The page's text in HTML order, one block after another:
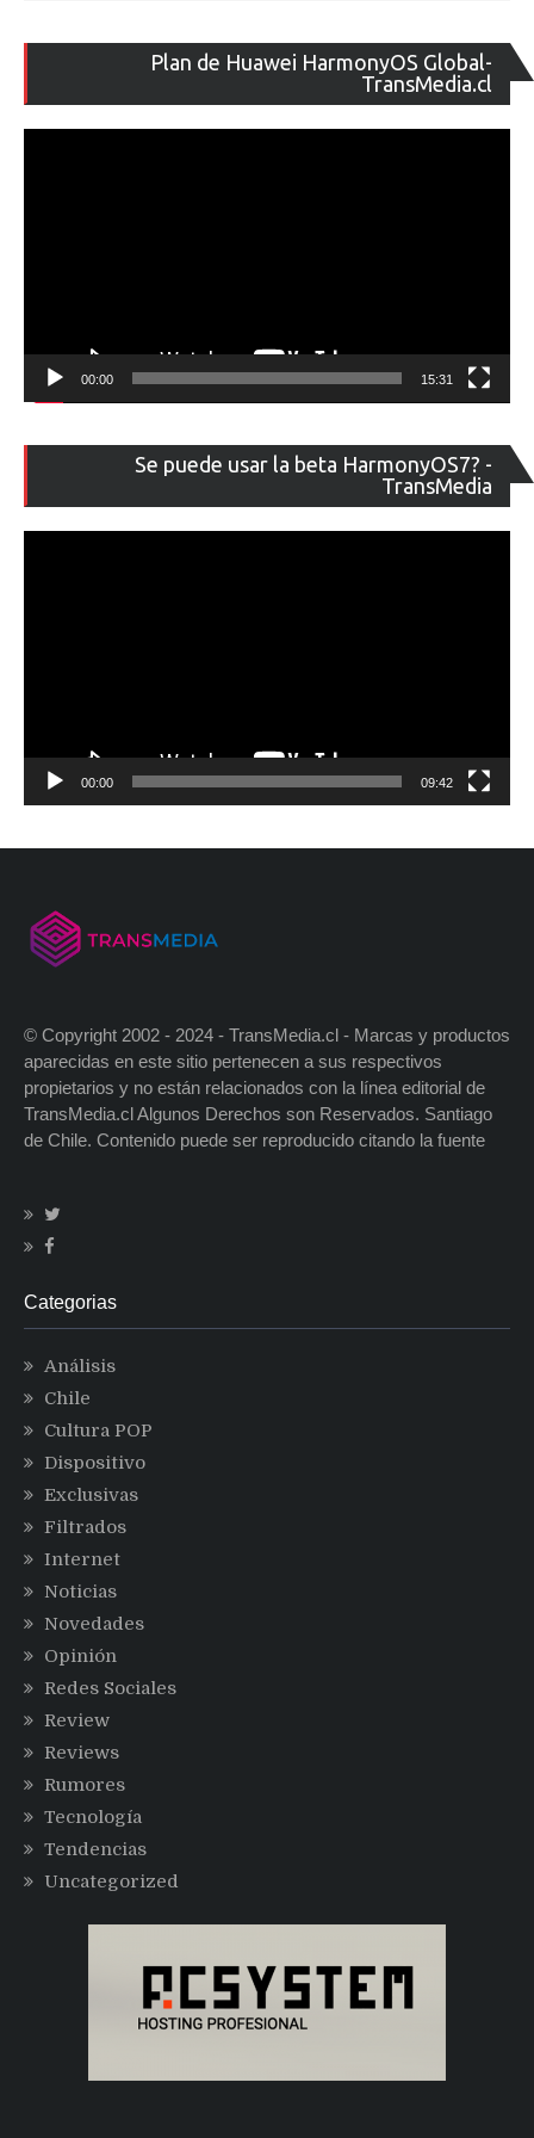
Plan de Huawei HarmonyOS Global-
TransMedia.cl
de
00:00 15:31
Se puede usar la beta HarmonyOS7? -
TransMedia
de
00:00 09:42
© Copyright 2002 - 2024 - TransMedia.cl - Marcas y productos
aparecidas en este sitio pertenecen a sus respectivos
propietarios y no están relacionados con la línea editorial de
TransMedia.cl Algunos Derechos son Reservados. Santiago
de Chile. Contenido puede ser reproducido citando la fuente
Categorias
Análisis
Chile
Cultura POP
Dispositivo
Exclusivas
Filtrados
Internet
Noticias
Novedades
Opinión
Redes Sociales
Review
Reviews
Rumores
Tecnología
Tendencias
Uncategorized